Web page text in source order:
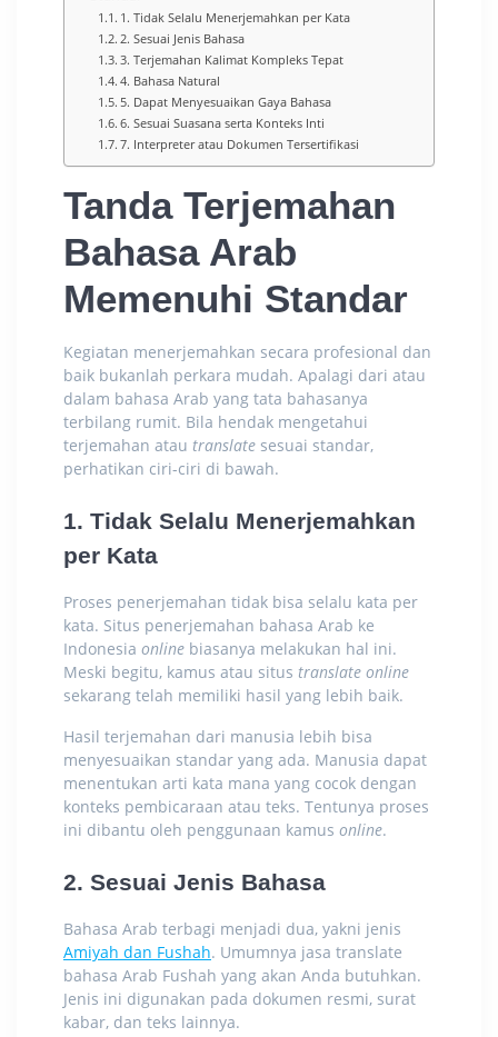
1. Tidak Selalu Menerjemahkan per Kata
2. Sesuai Jenis Bahasa
3. Terjemahan Kalimat Kompleks Tepat
4. Bahasa Natural
5. Dapat Menyesuaikan Gaya Bahasa
6. Sesuai Suasana serta Konteks Inti
7. Interpreter atau Dokumen Tersertifikasi
Tanda Terjemahan
Bahasa Arab
Memenuhi Standar
Kegiatan menerjemahkan secara profesional dan
baik bukanlah perkara mudah. Apalagi dari atau
dalam bahasa Arab yang tata bahasanya
terbilang rumit. Bila hendak mengetahui
terjemahan atau translate sesuai standar,
perhatikan ciri-ciri di bawah.
1. Tidak Selalu Menerjemahkan
per Kata
Proses penerjemahan tidak bisa selalu kata per
kata. Situs penerjemahan bahasa Arab ke
Indonesia online biasanya melakukan hal ini.
Meski begitu, kamus atau situs translate online
sekarang telah memiliki hasil yang lebih baik.
Hasil terjemahan dari manusia lebih bisa
menyesuaikan standar yang ada. Manusia dapat
menentukan arti kata mana yang cocok dengan
konteks pembicaraan atau teks. Tentunya proses
ini dibantu oleh penggunaan kamus online.
2. Sesuai Jenis Bahasa
Bahasa Arab terbagi menjadi dua, yakni jenis
Amiyah dan Fushah. Umumnya jasa translate
bahasa Arab Fushah yang akan Anda butuhkan.
Jenis ini digunakan pada dokumen resmi, surat
kabar, dan teks lainnya.